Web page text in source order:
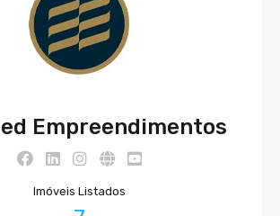
Empreendimentos
Imóveis Listados